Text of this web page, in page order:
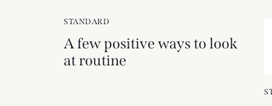
STANDARD
A few positive ways to look
at routine